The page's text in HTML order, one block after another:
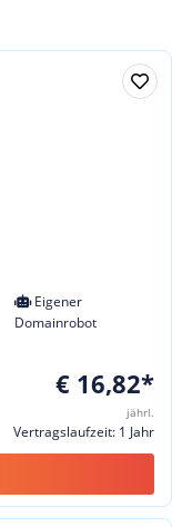
Eigener
Domainrobot
€ 16,82*
jährl.
Vertragslaufzeit: 1 Jahr